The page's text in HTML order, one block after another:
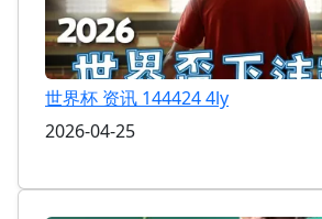
世界杯 资讯 144424 4ly
2026-04-25